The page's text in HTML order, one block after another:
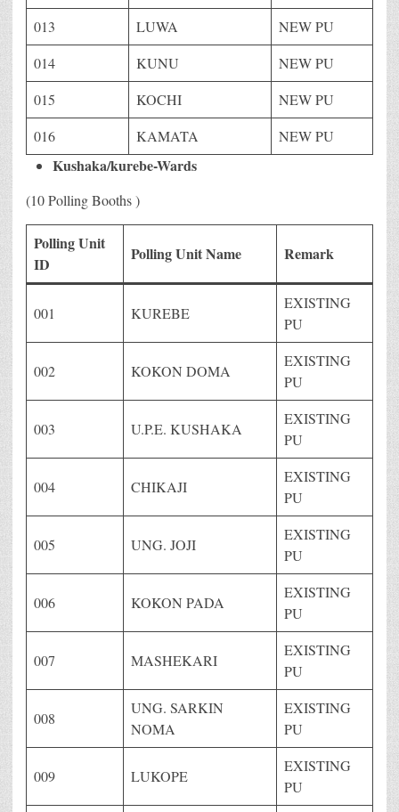
013
LUWA
NEW PU
014
KUNU
NEW PU
015
KOCHI
NEW PU
016
KAMATA NEW PU
Kushaka/kurebe-Wards
(10 Polling Booths )
Polling Unit
ID
Polling Unit Name Remark
001 KUREBE
EXISTING
PU
002 KOKON DOMA
EXISTING
PU
003 U.P.E. KUSHAKA
EXISTING
PU
004 CHIKAJI
EXISTING
PU
005 UNG. JOJI
EXISTING
PU
006 KOKON PADA
EXISTING
PU
007 MASHEKARI
EXISTING
PU
008
UNG. SARKIN
NOMA
EXISTING
PU
009 LUKOPE
EXISTING
PU